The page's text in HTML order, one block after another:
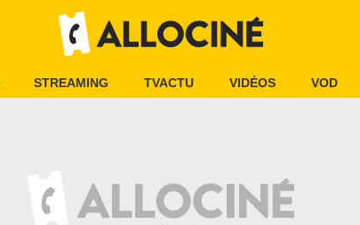
STREAMING TVACTU VIDÉOS VOD